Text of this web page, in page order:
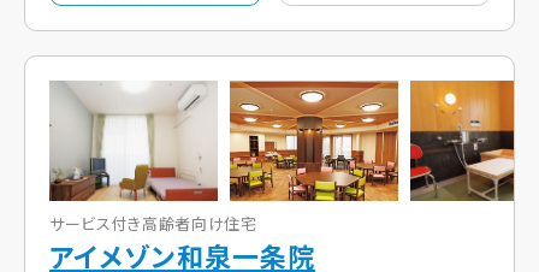
サービス付き高齢者向け住宅
アイメゾン和泉一条院